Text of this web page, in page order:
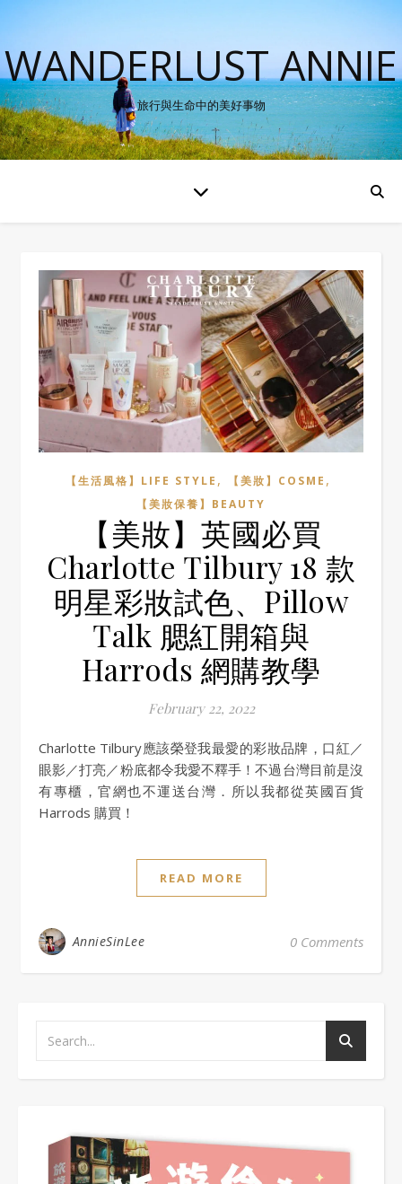
WANDERLUST ANNIE
旅行與生命中的美好事物
【生活風格】LIFE STYLE , 【美妝】COSME ,
【美妝保養】BEAUTY
【美妝】英國必買
Charlotte Tilbury 18 款
明星彩妝試色、Pillow
Talk 腮紅開箱與
Harrods 網購教學
February 22, 2022
Charlotte Tilbury應該榮登我最愛的彩妝品牌，口紅／
眼影／打亮／粉底都令我愛不釋手！不過台灣目前是沒
有專櫃，官網也不運送台灣．所以我都從英國百貨
Harrods 購買！
READ MORE
AnnieSinLee 0 Comments